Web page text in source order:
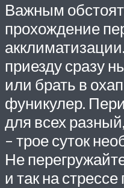
Важным
прохождение
приезду сразу
или брать в
фуникулер.
для всех
– трое суток
Не
и так на